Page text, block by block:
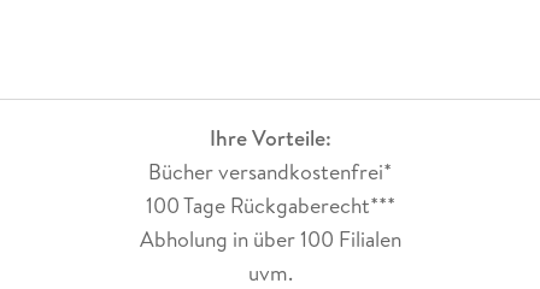
Ihre Vorteile:
Bücher versandkostenfrei*
100 Tage Rückgaberecht***
Abholung in über 100 Filialen
uvm.